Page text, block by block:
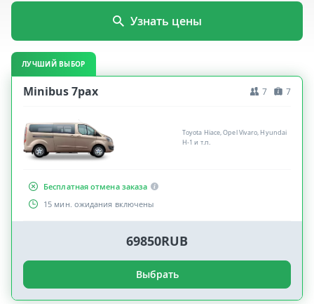
Узнать цены
ЛУЧШИЙ ВЫБОР
Minibus 7pax 7 7
Toyota Hiace, Opel Vivaro, Hyundai
H-1 и т.п.
Бесплатная отмена заказа
15 мин. ожидания включены
69850RUB
Выбрать